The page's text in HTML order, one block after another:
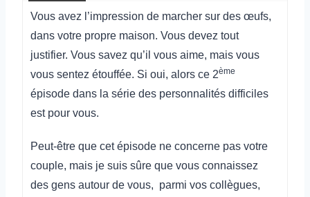
Vous avez l’impression de marcher sur des œufs,
dans votre propre maison. Vous devez tout
justifier. Vous savez qu’il vous aime, mais vous
vous sentez étouffée. Si oui, alors ce 2ème
épisode dans la série des personnalités difficiles
est pour vous.
Peut-être que cet épisode ne concerne pas votre
couple, mais je suis sûre que vous connaissez
des gens autour de vous, parmi vos collègues,